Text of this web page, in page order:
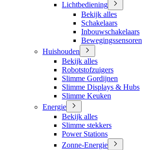
Lichtbediening
Bekijk alles
Schakelaars
Inbouwschakelaars
Bewegingssensoren
Huishouden
Bekijk alles
Robotstofzuigers
Slimme Gordijnen
Slimme Displays & Hubs
Slimme Keuken
Energie
Bekijk alles
Slimme stekkers
Power Stations
Zonne-Energie